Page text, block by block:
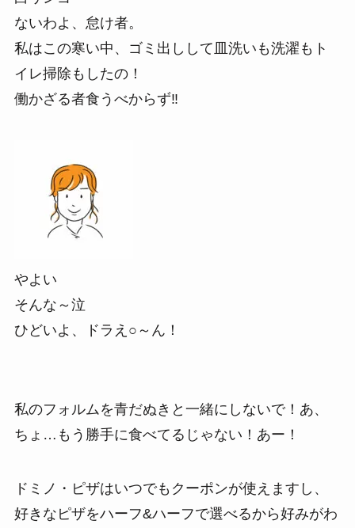
ないわよ、怠け者。
私はこの寒い中、ゴミ出しして皿洗いも洗濯もト
イレ掃除もしたの！
働かざる者食うべからず‼
やよい
そんな～泣
ひどいよ、ドラえ○～ん！
私のフォルムを青だぬきと一緒にしないで！あ、
ちょ…もう勝手に食べてるじゃない！あー！
ドミノ・ピザはいつでもクーポンが使えますし、
好きなピザをハーフ&ハーフで選べるから好みがわ